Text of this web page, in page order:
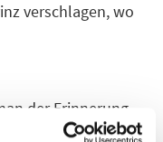
verschlagen, wo
treibt. In zehn
Immer wieder ist
begegnet, eben
ihn schon sein
der Erinnerung,
Gegenwart